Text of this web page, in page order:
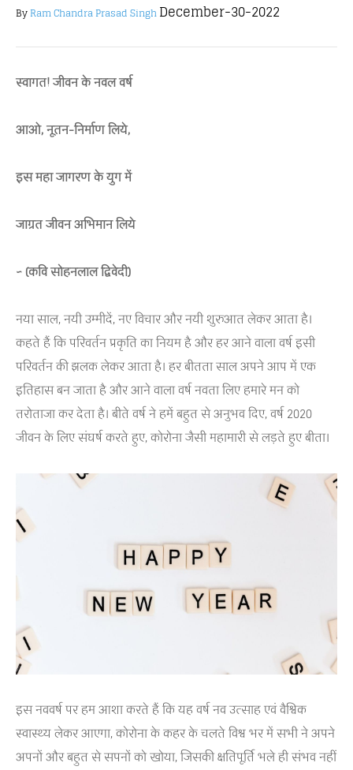
ByRam Chandra Prasad SinghDecember-30-2022
स्वागत! जीवन के नवल वर्ष
आओ, नूतन-निर्माण लिये,
इस महा जागरण के युग में
जाग्रत जीवन अभिमान लिये
~ (कवि सोहनलाल द्विवेदी)
नया साल, नयी उम्मीदें, नए विचार और नयी शुरुआत लेकर आता है।
कहते हैं कि परिवर्तन प्रकृति का नियम है और हर आने वाला वर्ष इसी
परिवर्तन की झलक लेकर आता है। हर बीतता साल अपने आप में एक
इतिहास बन जाता है और आने वाला वर्ष नवता लिए हमारे मन को
तरोताजा कर देता है। बीते वर्ष ने हमें बहुत से अनुभव दिए, वर्ष 2020
जीवन के लिए संघर्ष करते हुए, कोरोना जैसी महामारी से लड़ते हुए बीता।
इस नववर्ष पर हम आशा करते हैं कि यह वर्ष नव उत्साह एवं वैश्विक
स्वास्थ्य लेकर आएगा, कोरोना के कहर के चलते विश्व भर में सभी ने अपने
अपनों और बहुत से सपनों को खोया, जिसकी क्षतिपूर्ति भले ही संभव नहीं